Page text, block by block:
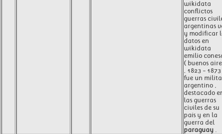
wikidata
conflictos
guerras
argentinas
y modificar
datos en
wikidata
emilio
( buenos
, 1823 -
fue un
argentino ,
destacado
las guerras
civiles de su
país y en la
guerra del
paraguay .